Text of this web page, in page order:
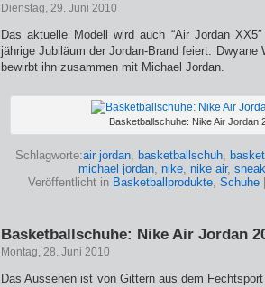
Dienstag, 29. Juni 2010
Das aktuelle Modell wird auch “Air Jordan
jährige Jubiläum der Jordan-Brand feiert. Dwyane
bewirbt ihn zusammen mit Michael Jordan.
Basketballschuhe: Nike Air Jordan
Schlagworte:air jordan, basketballschuh,
michael jordan, nike, nike air,
Veröffentlicht in Basketballprodukte, Schuhe
Basketballschuhe: Nike Air Jordan
Montag, 28. Juni 2010
Das Aussehen ist von Gittern aus dem